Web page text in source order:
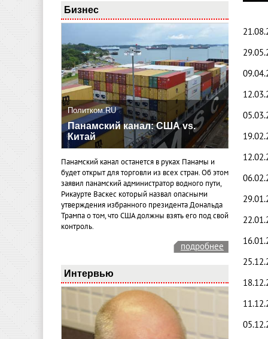
Бизнес
Политком.RU
Панамский канал: США vs.
Китай
Панамский канал останется в руках Панамы и
будет открыт для торговли из всех стран. Об этом
заявил панамский администратор водного пути,
Рикаурте Васкес который назвал опасными
утверждения избранного президента Дональда
Трампа о том, что США должны взять его под свой
контроль.
подробнее
Интервью